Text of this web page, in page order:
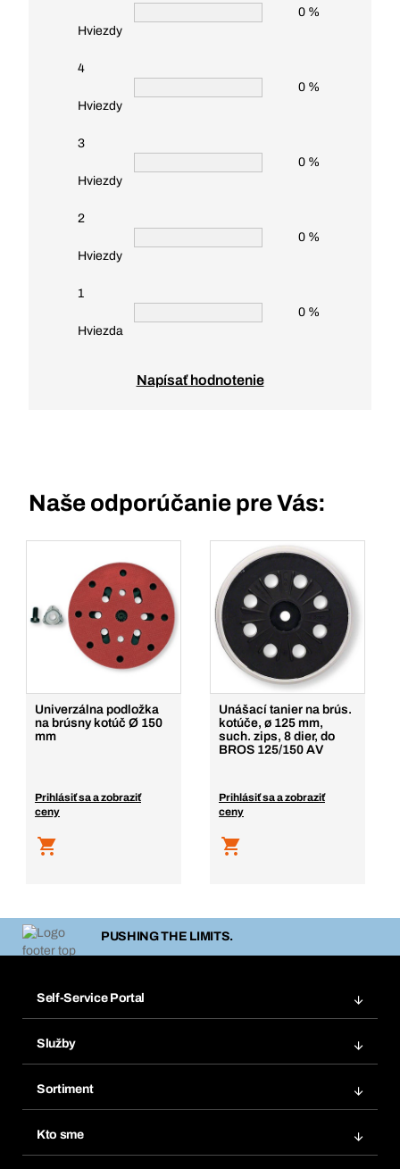
Hviezdy
0 %
4
Hviezdy
0 %
3
Hviezdy
0 %
2
Hviezdy
0 %
1
Hviezda
0 %
Napísať hodnotenie
Naše odporúčanie pre Vás:
Univerzálna podložka
na brúsny kotúč Ø 150
mm
Prihlásiť sa a zobraziť
ceny
Unášací tanier na brús.
kotúče, ø 125 mm,
such. zips, 8 dier, do
BROS 125/150 AV
Prihlásiť sa a zobraziť
ceny
PUSHING THE LIMITS.
Self-Service Portal
Obľúbené
Opakované objednávky
Predplatné
Služby
Chemická databáza
eProcurement
Sortiment
Kto sme